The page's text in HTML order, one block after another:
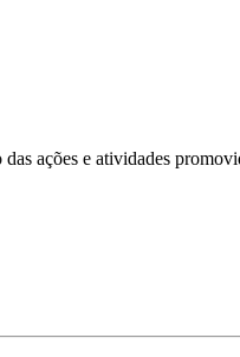
ações e atividades